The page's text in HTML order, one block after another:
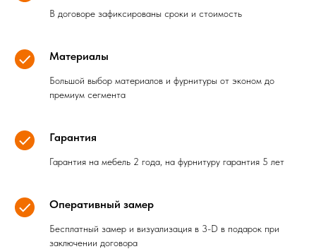
В договоре зафиксированы сроки и стоимость
Материалы
Большой выбор материалов и фурнитуры от эконом до
премиум сегмента
Гарантия
Гарантия на мебель 2 года, на фурнитуру гарантия 5 лет
Оперативный замер
Бесплатный замер и визуализация в 3-D в подарок при
заключении договора